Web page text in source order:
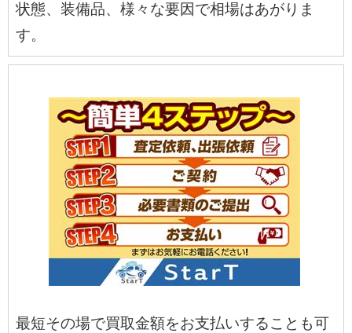
状態、装備品、様々な要因で相場はあがりま
す。
最短その場で買取金額をお支払いすることも可